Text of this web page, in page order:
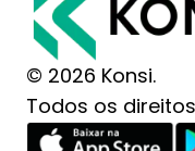
© 2026 Konsi.
Todos os